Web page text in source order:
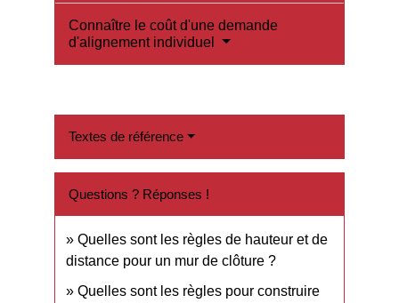
Connaître le coût d'une demande
d'alignement individuel
Textes de référence
Questions ? Réponses !
Quelles sont les règles de hauteur et de
distance pour un mur de clôture ?
Quelles sont les règles pour construire